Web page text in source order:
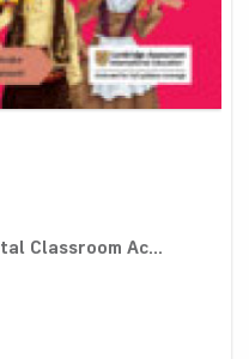
Classroom Ac...